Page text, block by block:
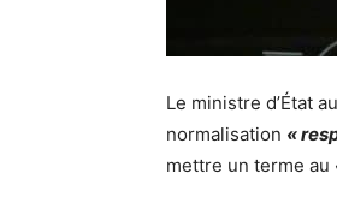
Le ministre d’État
normalisation «
mettre un terme au